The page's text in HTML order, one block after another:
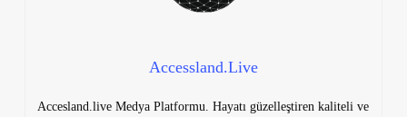
Accessland.Live
Accesland.live Medya Platformu. Hayatı güzelleştiren kaliteli ve